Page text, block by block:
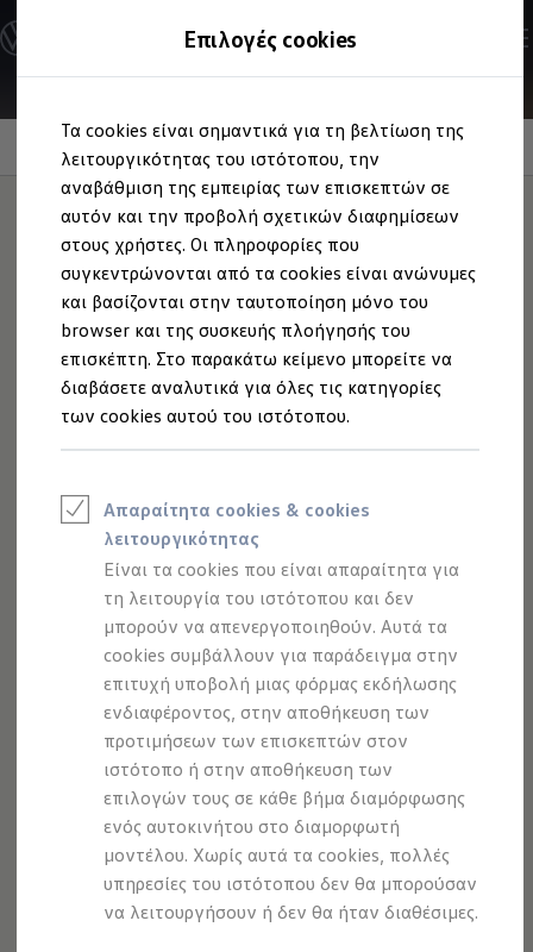
Επιλογές cookies
Τα cookies είναι σημαντικά για τη βελτίωση της
λειτουργικότητας του ιστότοπου, την
αναβάθμιση της εμπειρίας των επισκεπτών σε
αυτόν και την προβολή σχετικών διαφημίσεων
στους χρήστες. Οι πληροφορίες που
συγκεντρώνονται από τα cookies είναι ανώνυμες
και βασίζονται στην ταυτοποίηση μόνο του
browser και της συσκευής πλοήγησής του
επισκέπτη. Στο παρακάτω κείμενο μπορείτε να
διαβάσετε αναλυτικά για όλες τις κατηγορίες
των cookies αυτού του ιστότοπου.
Απαραίτητα cookies & cookies
λειτουργικότητας
Είναι τα cookies που είναι απαραίτητα για
τη λειτουργία του ιστότοπου και δεν
μπορούν να απενεργοποιηθούν. Αυτά τα
cookies συμβάλλουν για παράδειγμα στην
επιτυχή υποβολή μιας φόρμας εκδήλωσης
ενδιαφέροντος, στην αποθήκευση των
προτιμήσεων των επισκεπτών στον
ιστότοπο ή στην αποθήκευση των
επιλογών τους σε κάθε βήμα διαμόρφωσης
ενός αυτοκινήτου στο διαμορφωτή
μοντέλου. Χωρίς αυτά τα cookies, πολλές
υπηρεσίες του ιστότοπου δεν θα μπορούσαν
να λειτουργήσουν ή δεν θα ήταν διαθέσιμες.
στο
περιεχόμενο
στο
footer
Ανακαλύψτε τα Μοντέλα
Διαμορφώστε το Volkswagen σας
Επαγγελματικά Οχήματα Volkswagen
Ηλεκτρικά & eHybrid μοντέλα
Ηλεκτρικά μοντέλα
ID.3 Neo
Νέο ID. Polo
ID.4
ID.4 GTX
ID.5
ID.5 GTX
ID.7
ID.7 GTX
ID. Buzz
ID. Buzz Cargo
ID. CROSS
eHybrid μοντέλα
Golf GTE
Νέο Tayron ehybrid
e-Tools για ηλεκτρικά αυτοκίνητα
Προσομοιωτής αυτονομίας
Προσομοιωτής χρόνου φόρτισης
Προσομοιωτής κόστους φόρτισης
ID. Ενημερώσεις λογισμικού
We Charge - Υπηρεσία Φόρτισης
Εύρεση δημόσιων σημείων φόρτισης
ID. Charger
Ενημέρωση ID.
Πλατφόρμα MEB
Μύθοι & Αλήθειες για την ηλεκτροκίνηση
Πού μπορώ να φορτίσω;
Πόσο μακριά μπορώ να φτάσω;
Πώς μπορώ να πληρώσω;
Πώς μπορώ να φορτίσω;
Η αντλία θερμότητας στα ID.
Η λειτουργία ανάκτησης ενέργειας κατά την
Το σύστημα πέδησης στα ID.
Διαθέσιμα νέα και μεταχειρισμένα αυτοκίνητα
Διαθέσιμα νέα αυτοκίνητα
VW Connect Plus
'Εξυπνες τεχνολογίες
για πιο άνετη οδήγηση
Όλος ο κόσμος των ψηφιακών υπηρεσιών της Volkswagen
ανεβάζει τη συνδεσιμότητα στο Tiguan σας σε υψηλότερο
επίπεδο. Κατόπιν παραγγελίας, το VW Connect Plus
προσφέρει επιπλέον έξυπνες τεχνολογίες.
Εδώ ανήκει και η έξυπνη πλοήγηση
, μέσω της οποίας
λαμβάνετε σε σχεδόν πραγματικό χρόνο τρέχουσες
πληροφορίες κυκλοφορίαςγια αλλαγές διαδρομής ή